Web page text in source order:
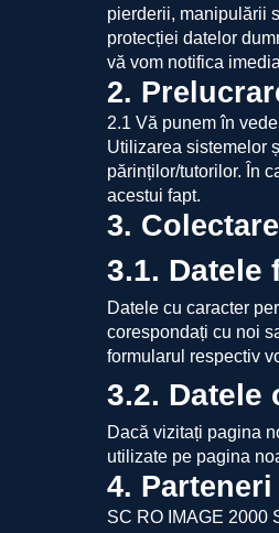
pierderii, manipulării
protecției datelor
vă vom notifica
2.
2.1 Vă punem în
Utilizarea sistemelor
părinților/tutorilor. În
acestui fapt.
3.
3.1. Datele
Datele cu caracter
corespondați cu noi
formularul respectiv
3.2. Datele
Dacă vizitați pagina
utilizate pe pagina
4. Parteneri
SC RO IMAGE 2000